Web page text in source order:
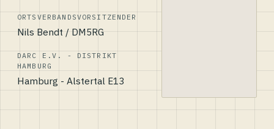
ORTSVERBANDSVORSITZENDER
Nils Bendt / DM5RG
DARC E.V. - DISTRIKT
HAMBURG
Hamburg - Alstertal E13